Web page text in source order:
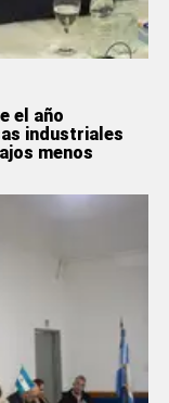
el año
industriales
menos